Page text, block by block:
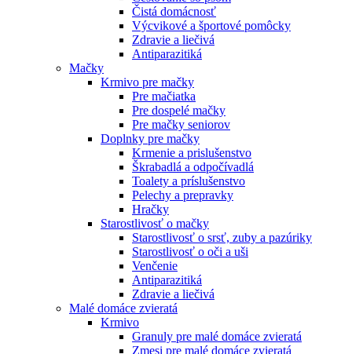
Čistá domácnosť
Výcvikové a športové pomôcky
Zdravie a liečivá
Antiparazitiká
Mačky
Krmivo pre mačky
Pre mačiatka
Pre dospelé mačky
Pre mačky seniorov
Doplnky pre mačky
Krmenie a prislušenstvo
Škrabadlá a odpočívadlá
Toalety а príslušenstvo
Pelechy a prepravky
Hračky
Starostlivosť o mačky
Starostlivosť o srsť, zuby a pazúriky
Starostlivosť o oči a uši
Venčenie
Antiparazitiká
Zdravie a liečivá
Malé domáce zvieratá
Krmivo
Granuly pre malé domáce zvieratá
Zmesi pre malé domáce zvieratá